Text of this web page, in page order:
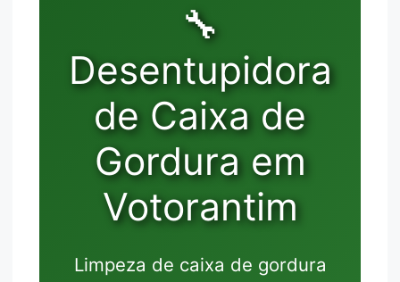
🔧
Desentupidora
de Caixa de
Gordura em
Votorantim
Limpeza de caixa de gordura